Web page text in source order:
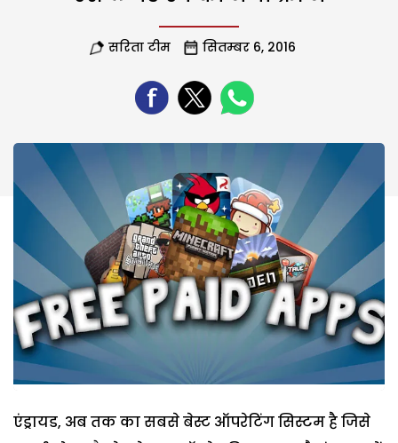
सरिता टीम सितम्बर 6, 2016
एंड्रायड, अब तक का सबसे बेस्‍ट ऑपरेटिंग सिस्टम है जिसे